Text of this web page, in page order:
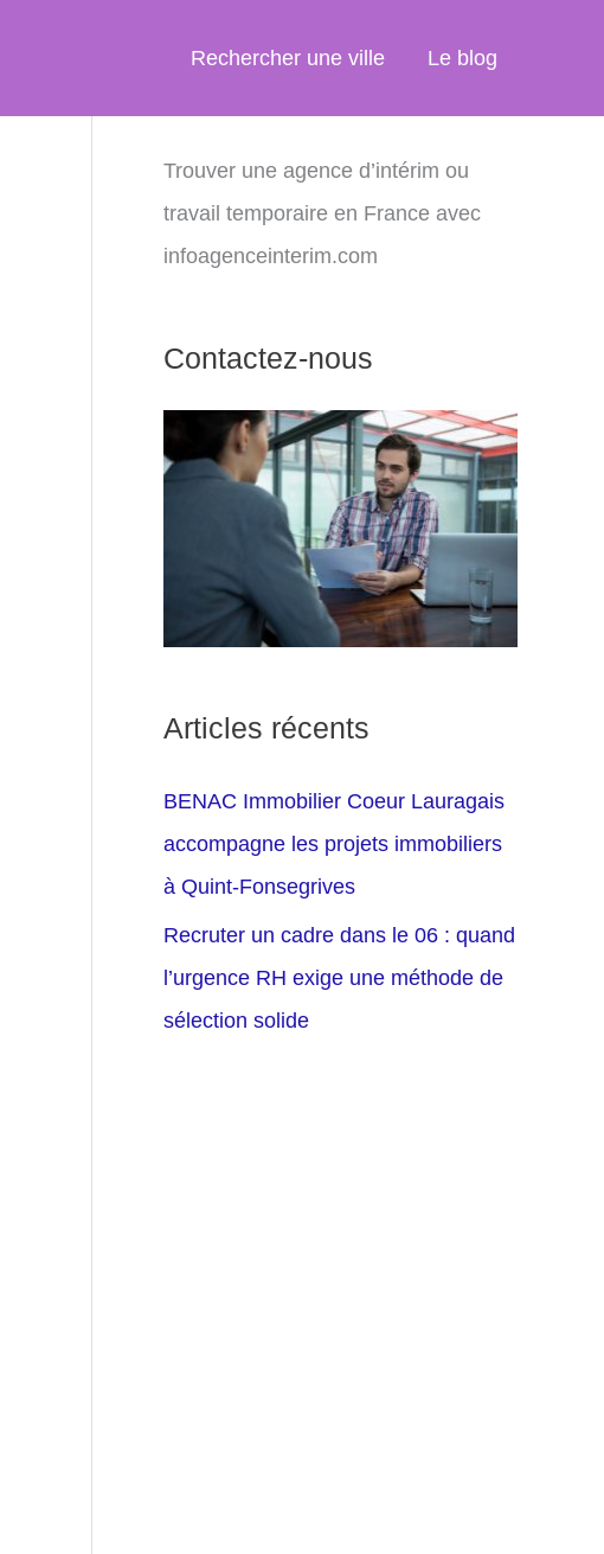
Rechercher une ville Le blog
Trouver une agence d’intérim ou
travail temporaire en France avec
infoagenceinterim.com
Contactez-nous
Articles récents
BENAC Immobilier Coeur Lauragais
accompagne les projets immobiliers
à Quint-Fonsegrives
Recruter un cadre dans le 06 : quand
l’urgence RH exige une méthode de
sélection solide